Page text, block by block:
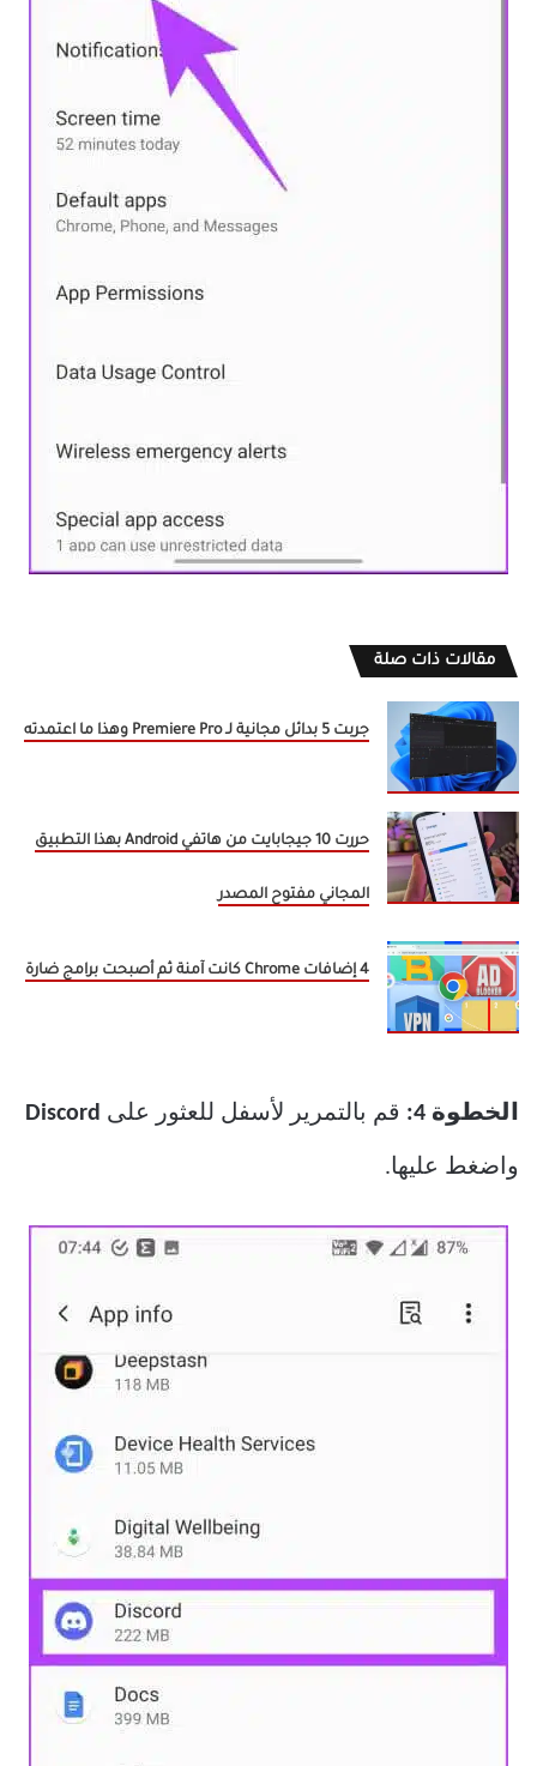
مقالات ذات صلة
جربت 5 بدائل مجانية لـ Premiere Pro وهذا ما اعتمدته
حررت 10 جيجابايت من هاتفي Android بهذا التطبيق
المجاني مفتوح المصدر
4 إضافات Chrome كانت آمنة ثم أصبحت برامج ضارة
الخطوة 4: قم بالتمرير لأسفل للعثور على Discord
واضغط عليها.